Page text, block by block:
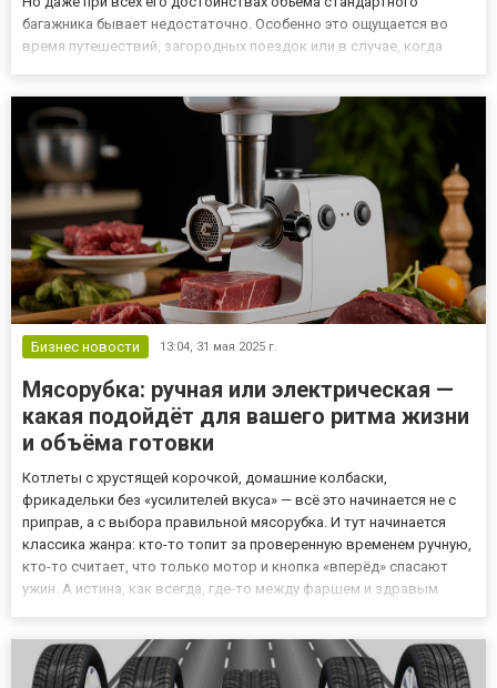
багажника бывает недостаточно. Особенно это ощущается во
время путешествий, загородных поездок или в случае, когда
допол...
Бизнес новости 13:04, 31 мая 2025 г.
Мясорубка: ручная или электрическая —
какая подойдёт для вашего ритма жизни
и объёма готовки
Котлеты с хрустящей корочкой, домашние колбаски,
фрикадельки без «усилителей вкуса» — всё это начинается не с
приправ, а с выбора правильной мясорубка. И тут начинается
классика жанра: кто-то топит за проверенную временем ручную,
кто-то считает, что только мотор и кнопка «вперёд» спасают
ужин. А истина, как всегда, где-то между фаршем и здравым